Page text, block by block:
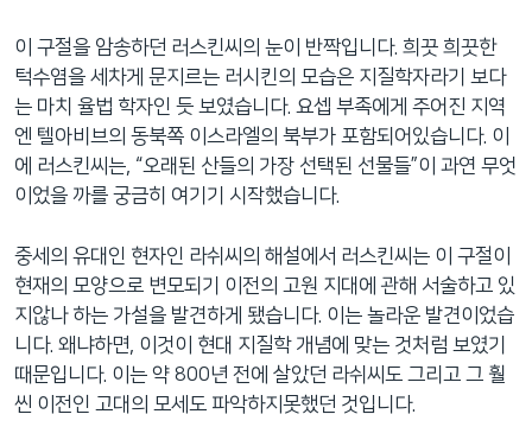
이 구절을 암송하던 러스킨씨의 눈이 반짝입니다. 희끗 희끗한
턱수염을 세차게 문지르는 러시킨의 모습은 지질학자라기 보다
는 마치 율법 학자인 듯 보였습니다. 요셉 부족에게 주어진 지역
엔 텔아비브의 동북쪽 이스라엘의 북부가 포함되어있습니다. 이
에 러스킨씨는, “오래된 산들의 가장 선택된 선물들”이 과연 무엇
이었을 까를 궁금히 여기기 시작했습니다.
중세의 유대인 현자인 라쉬씨의 해설에서 러스킨씨는 이 구절이
현재의 모양으로 변모되기 이전의 고원 지대에 관해 서술하고 있
지않나 하는 가설을 발견하게 됐습니다. 이는 놀라운 발견이었습
니다. 왜냐하면, 이것이 현대 지질학 개념에 맞는 것처럼 보였기
때문입니다. 이는 약 800년 전에 살았던 라쉬씨도 그리고 그 훨
씬 이전인 고대의 모세도 파악하지못했던 것입니다.